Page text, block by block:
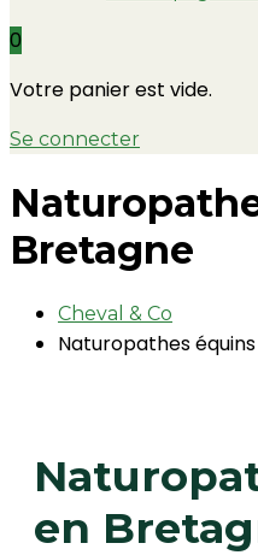
0
Votre panier est vide.
Se connecter
Bretagne
Cheval & Co
Naturopathes
en